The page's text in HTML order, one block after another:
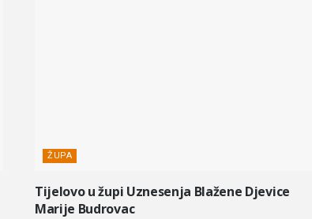
ŽUPA
Tijelovo u župi Uznesenja Blažene Djevice
Marije Budrovac